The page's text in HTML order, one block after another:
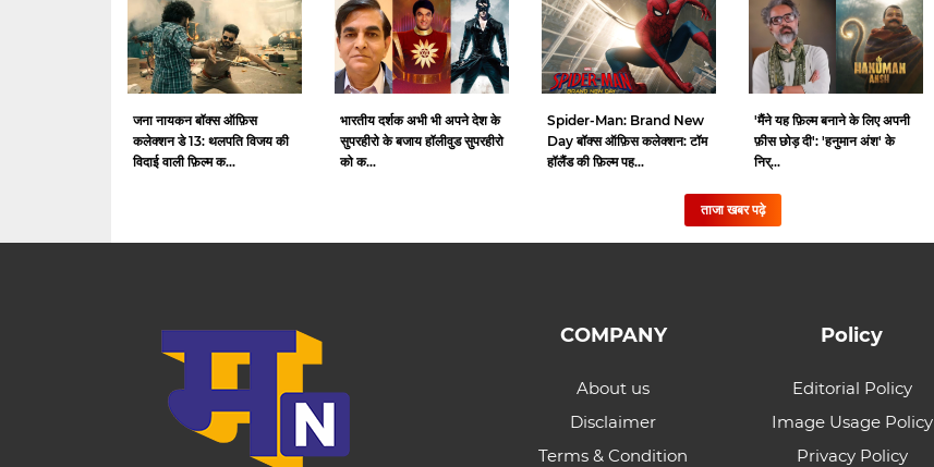
जना नायकन बॉक्स ऑफ़िस
कलेक्शन डे 13: थलपति विजय की
विदाई वाली फ़िल्म क...
भारतीय दर्शक अभी भी अपने देश के
सुपरहीरो के बजाय हॉलीवुड सुपरहीरो
को क...
Spider-Man: Brand New
Day बॉक्स ऑफ़िस कलेक्शन: टॉम
हॉलैंड की फ़िल्म पह...
'मैंने यह फ़िल्म बनाने के लिए अपनी
फ़ीस छोड़ दी': 'हनुमान अंश' के
निर्...
ताजा खबर पढ़े
COMPANY
About us
Disclaimer
Terms & Condition
Policy
Editorial Policy
Image Usage Policy
Privacy Policy